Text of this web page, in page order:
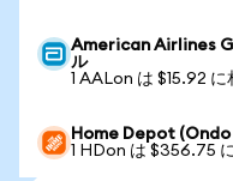
American Airlines
ル
1 AALon は $15.92 に
Home Depot
1 HDon は $356.75